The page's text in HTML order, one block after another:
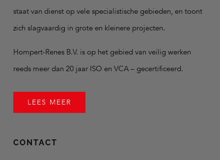
staat van dienst op vele specialistische gebieden, en toont
zich slagvaardig in grote en kleinere projecten.
Hompert-Renes B.V. is op het gebied van veilig werken
reeds meer dan 20 jaar ISO en VCA – gecertificeerd.
LEES MEER
CONTACT